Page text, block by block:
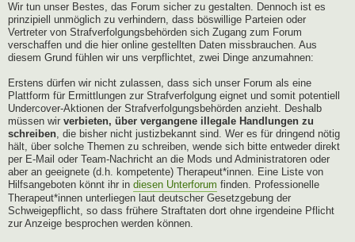
Wir tun unser Bestes, das Forum sicher zu gestalten. Dennoch ist es
prinzipiell unmöglich zu verhindern, dass böswillige Parteien oder
Vertreter von Strafverfolgungsbehörden sich Zugang zum Forum
verschaffen und die hier online gestellten Daten missbrauchen. Aus
diesem Grund fühlen wir uns verpflichtet, zwei Dinge anzumahnen:
Erstens dürfen wir nicht zulassen, dass sich unser Forum als eine
Plattform für Ermittlungen zur Strafverfolgung eignet und somit potentiell
Undercover-Aktionen der Strafverfolgungsbehörden anzieht. Deshalb
müssen wir verbieten, über vergangene illegale Handlungen zu
schreiben, die bisher nicht justizbekannt sind. Wer es für dringend nötig
hält, über solche Themen zu schreiben, wende sich bitte entweder direkt
per E-Mail oder Team-Nachricht an die Mods und Administratoren oder
aber an geeignete (d.h. kompetente) Therapeut*innen. Eine Liste von
Hilfsangeboten könnt ihr in diesen Unterforum finden. Professionelle
Therapeut*innen unterliegen laut deutscher Gesetzgebung der
Schweigepflicht, so dass frühere Straftaten dort ohne irgendeine Pflicht
zur Anzeige besprochen werden können.